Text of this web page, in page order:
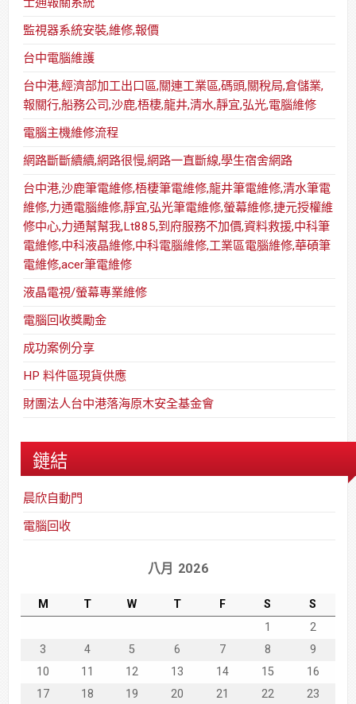
監視器系統安裝,維修,報價
台中電腦維護
台中港,經濟部加工出口區,關連工業區,碼頭,關稅局,倉儲業,
報關行,船務公司,沙鹿,梧棲,龍井,清水,靜宜,弘光,電腦維修
電腦主機維修流程
網路斷斷續續,網路很慢,網路一直斷線,學生宿舍網路
台中港,沙鹿筆電維修,梧棲筆電維修,龍井筆電維修,清水筆電
維修,力通電腦維修,靜宜,弘光筆電維修,螢幕維修,捷元授權維
修中心,力通幫幫我,Lt885,到府服務不加價,資料救援,中科筆
電維修,中科液晶維修,中科電腦維修,工業區電腦維修,華碩筆
電維修,acer筆電維修
液晶電視/螢幕專業維修
電腦回收獎勵金
成功案例分享
HP 料件區現貨供應
財團法人台中港落海原木安全基金會
鏈結
晨欣自動門
電腦回收
八月 2026
M T W T F S
S
1
2
3
4 5 6 7 8
9
10
11 12 13 14 15
16
17
18 19 20 21 22
23